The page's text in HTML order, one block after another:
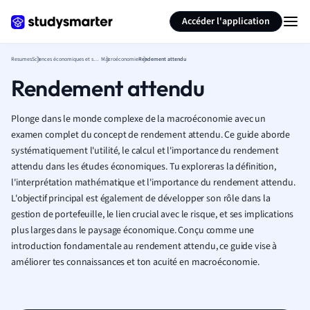
Accéder l'application
Resumes Sciences économiques et sociales MacroéconomieRendement attendu
Rendement attendu
Plonge dans le monde complexe de la macroéconomie avec un
examen complet du concept de rendement attendu. Ce guide aborde
systématiquement l'utilité, le calcul et l'importance du rendement
attendu dans les études économiques. Tu exploreras la définition,
l'interprétation mathématique et l'importance du rendement attendu.
L'objectif principal est également de développer son rôle dans la
gestion de portefeuille, le lien crucial avec le risque, et ses implications
plus larges dans le paysage économique. Conçu comme une
introduction fondamentale au rendement attendu, ce guide vise à
améliorer tes connaissances et ton acuité en macroéconomie.
Résumer la page